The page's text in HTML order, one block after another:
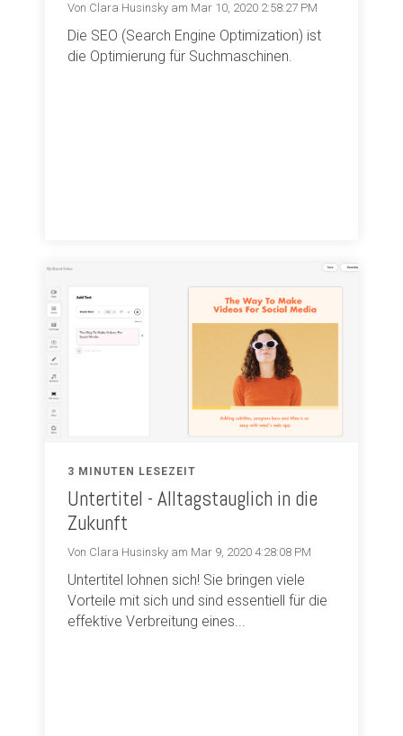
Von Clara Husinsky am Mar 10, 2020 2:58:27 PM
Die SEO (Search Engine Optimization) ist
die Optimierung für Suchmaschinen.
3 MINUTEN LESEZEIT
Untertitel - Alltagstauglich in die
Zukunft
Von Clara Husinsky am Mar 9, 2020 4:28:08 PM
Untertitel lohnen sich! Sie bringen viele
Vorteile mit sich und sind essentiell für die
effektive Verbreitung eines...